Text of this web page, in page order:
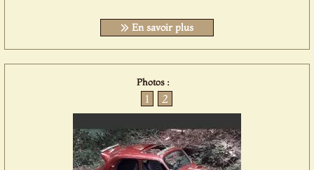
En savoir plus
Photos :
1 2